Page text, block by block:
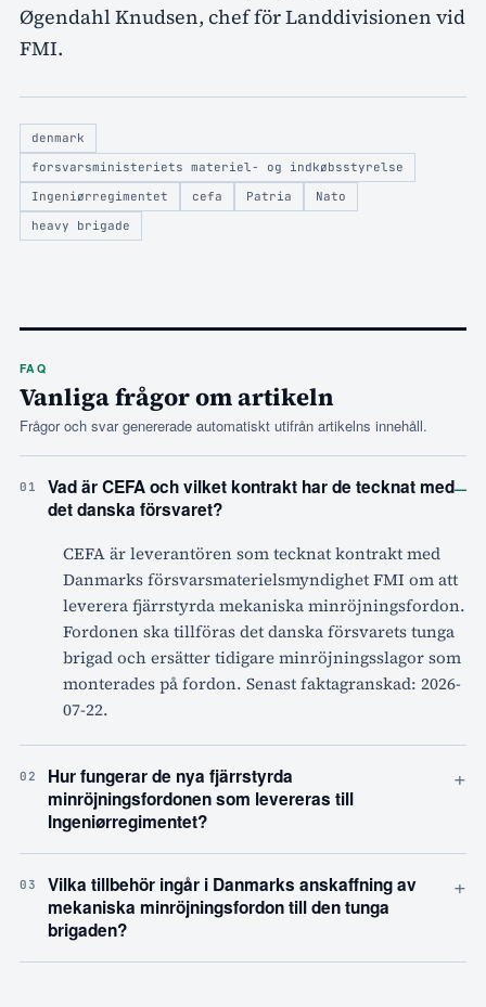
Øgendahl Knudsen, chef för Landdivisionen vid
FMI.
denmark
forsvarsministeriets materiel- og indkøbsstyrelse
Ingeniørregimentet
cefa Patria
Nato
heavy brigade
FAQ
Vanliga frågor om artikeln
Frågor och svar genererade automatiskt utifrån artikelns innehåll.
01
Vad är CEFA och vilket kontrakt har de tecknat med
det danska försvaret?
–
CEFA är leverantören som tecknat kontrakt med
Danmarks försvarsmaterielsmyndighet FMI om att
leverera fjärrstyrda mekaniska minröjningsfordon.
Fordonen ska tillföras det danska försvarets tunga
brigad och ersätter tidigare minröjningsslagor som
monterades på fordon. Senast faktagranskad: 2026-
07-22.
02
Hur fungerar de nya fjärrstyrda
minröjningsfordonen som levereras till
Ingeniørregimentet?
+
03
Vilka tillbehör ingår i Danmarks anskaffning av
mekaniska minröjningsfordon till den tunga
brigaden?
+